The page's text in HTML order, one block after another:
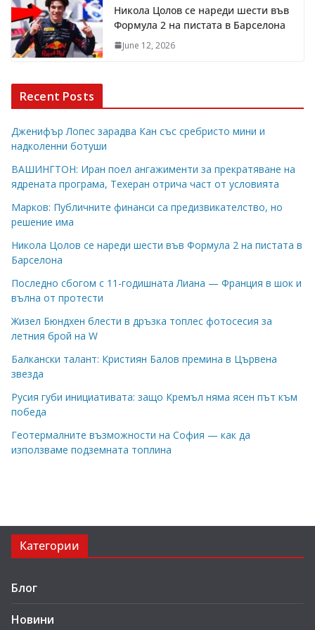
Никола Цолов се нареди шести във
Формула 2 на пистата в Барселона
June 12, 2026
Recent Posts
Дженифър Лопес зарадва Кан със сребристо мини и
надколенни ботуши
ВАШИНГТОН: Иран поел ангажименти за прекратяване на
ядрената програма, Техеран отрича част от условията
Марков: Публичните финанси са предизвикателство, но
решение има
Никола Цолов се нареди шести във Формула 2 на пистата в
Барселона
Последно сбогом с 11-годишната Лиана — Франция в шок и
вълна от протести
Жизел Бюндхен блести в дръзка топлес фотосесия за
летния брой на W
Балкански талант: Кристиян Балов премина в Цървена
звезда
Русия губи инициативата: защо Кремъл няма ясен път към
победа
Геотермалните възможности на София — как да
използваме подземната топлина
Категории
Блог
Новини